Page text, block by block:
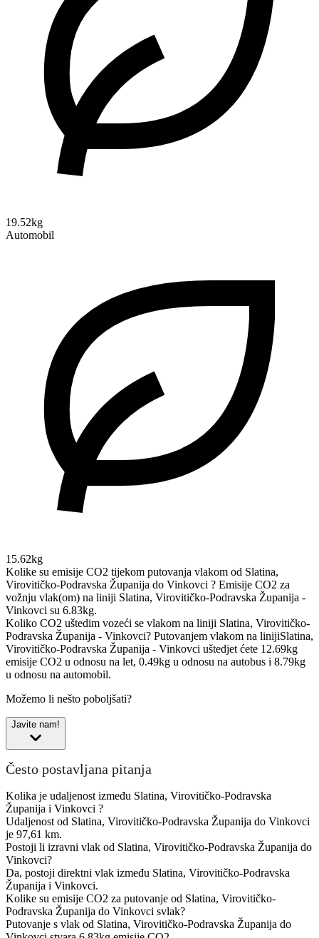
19.52kg
Automobil
15.62kg
Kolike su emisije CO2 tijekom putovanja vlakom od Slatina,
Virovitičko-Podravska Županija do Vinkovci ? Emisije CO2 za
vožnju vlak(om) na liniji Slatina, Virovitičko-Podravska Županija -
Vinkovci su 6.83kg.
Koliko CO2 uštedim vozeći se vlakom na liniji Slatina, Virovitičko-
Podravska Županija - Vinkovci? Putovanjem vlakom na linijiSlatina,
Virovitičko-Podravska Županija - Vinkovci uštedjet ćete 12.69kg
emisije CO2 u odnosu na let, 0.49kg u odnosu na autobus i 8.79kg
u odnosu na automobil.
Možemo li nešto poboljšati?
Javite nam!
Često postavljana pitanja
Kolika je udaljenost između Slatina, Virovitičko-Podravska
Županija i Vinkovci ?
Udaljenost od Slatina, Virovitičko-Podravska Županija do Vinkovci
je 97,61 km.
Postoji li izravni vlak od Slatina, Virovitičko-Podravska Županija do
Vinkovci?
Da, postoji direktni vlak između Slatina, Virovitičko-Podravska
Županija i Vinkovci.
Kolike su emisije CO2 za putovanje od Slatina, Virovitičko-
Podravska Županija do Vinkovci svlak?
Putovanje s vlak od Slatina, Virovitičko-Podravska Županija do